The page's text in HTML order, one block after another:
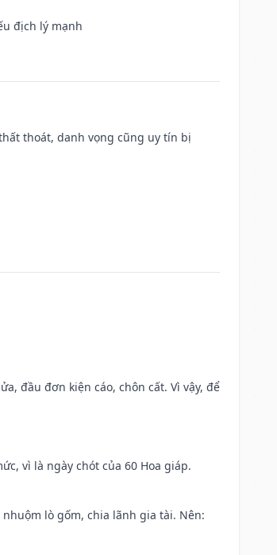
địch lý mạnh
thoát, danh vọng cũng uy tín bị
đầu đơn kiện cáo, chôn cất. Vì vậy, để
vì là ngày chót của 60 Hoa giáp.
lò gốm, chia lãnh gia tài. Nên: